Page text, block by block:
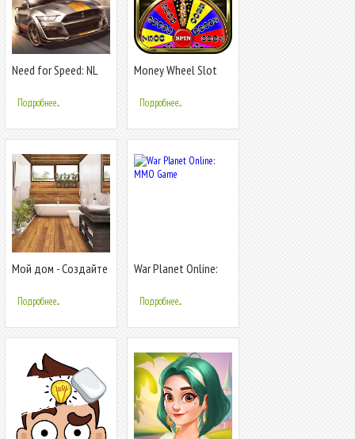
Need for Speed: NL
Подробнее...
Money Wheel Slot
Подробнее...
Мой дом - Создайте
Подробнее...
War Planet Online:
Подробнее...